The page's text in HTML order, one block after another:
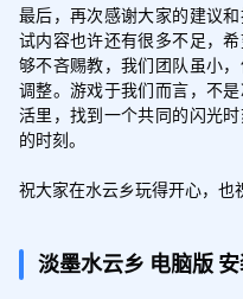
最后，再次感谢大家的建议
试内容也许还有很多不足，
够不吝赐教，我们团队虽小
调整。游戏于我们而言，不
活里，找到一个共同的闪光
的时刻。
祝大家在水云乡玩得开心，也
淡墨水云乡 电脑版